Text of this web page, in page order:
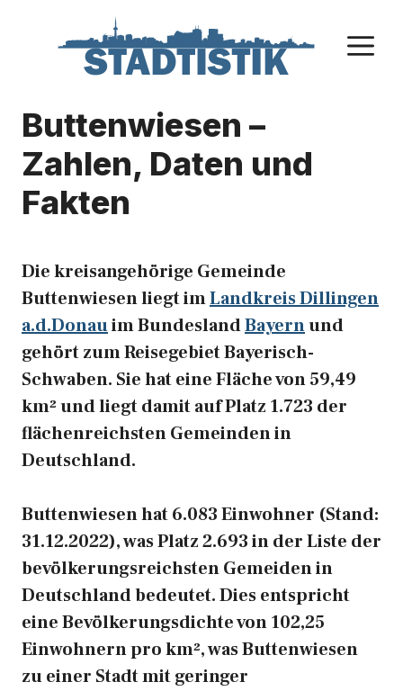
Buttenwiesen –
Zahlen, Daten und
Fakten
Die kreisangehörige Gemeinde
Buttenwiesen liegt imLandkreis Dillingen
a.d.Donauim BundeslandBayernund
gehört zum Reisegebiet Bayerisch-
Schwaben. Sie hat eine Fläche von 59,49
km² und liegt damit auf Platz 1.723 der
flächenreichsten Gemeinden in
Deutschland.
Buttenwiesen hat 6.083 Einwohner (Stand:
31.12.2022), was Platz 2.693 in der Liste der
bevölkerungsreichsten Gemeiden in
Deutschland bedeutet. Dies entspricht
eine Bevölkerungsdichte von 102,25
Einwohnern pro km², was Buttenwiesen
zu einer Stadt mit geringer